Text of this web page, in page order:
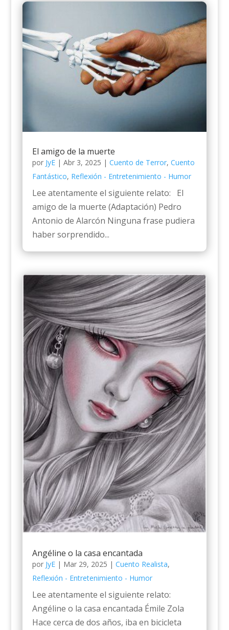
El amigo de la muerte
por JyE| Abr 3, 2025 | Cuento de Terror, Cuento
Fantástico, Reflexión - Entretenimiento - Humor
Lee atentamente el siguiente relato: El
amigo de la muerte (Adaptación) Pedro
Antonio de Alarcón Ninguna frase pudiera
haber sorprendido...
Angéline o la casa encantada
por JyE| Mar 29, 2025 | Cuento Realista,
Reflexión - Entretenimiento - Humor
Lee atentamente el siguiente relato:
Angéline o la casa encantada Émile Zola
Hace cerca de dos años, iba en bicicleta